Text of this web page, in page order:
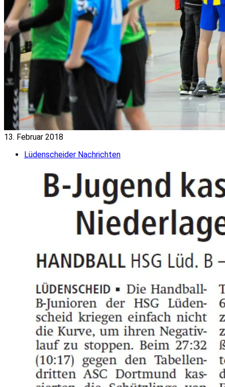
13. Februar 2018
Lüdenscheider Nachrichten